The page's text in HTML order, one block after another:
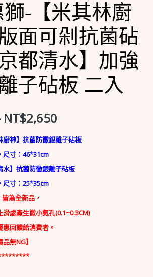
-【米其林廚
面可剁抗菌砧
都清水】加強
子砧板 二入
NT$2,650
廚神】抗菌防黴銀離子砧板
寸： 46*31cm
水】抗菌防黴銀離子砧板
尺寸：25*35cm
為全新品，
處產生微小氣孔(0.1~0.3CM)
回饋給消費者。
無NG】